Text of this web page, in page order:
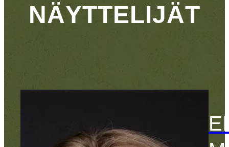
NÄYTTELIJÄT